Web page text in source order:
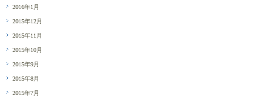
2016年1月
2015年12月
2015年11月
2015年10月
2015年9月
2015年8月
2015年7月